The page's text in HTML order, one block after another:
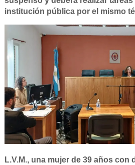
institución pública por el mismo
L.V.M., una mujer de 39 años con